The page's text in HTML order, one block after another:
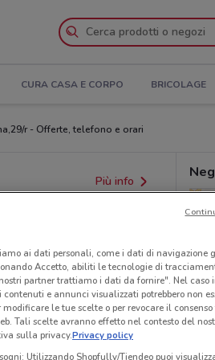
CURA CASA E CORPO BRICOLAGE
r - Offerte, telefono e orari
Più info
Verifica l’accuratezza
ai dati personali, come i dati di navigazione
Accetto, abiliti le tecnologie di
partner trattiamo i dati da fornire". Nel caso
e annunci visualizzati potrebbero non
le tue scelte o per revocare il
Tali scelte avranno effetto nel contesto del
sulla privacy.Privacy policy
Utilizzando Shopfully/Tiendeo puoi